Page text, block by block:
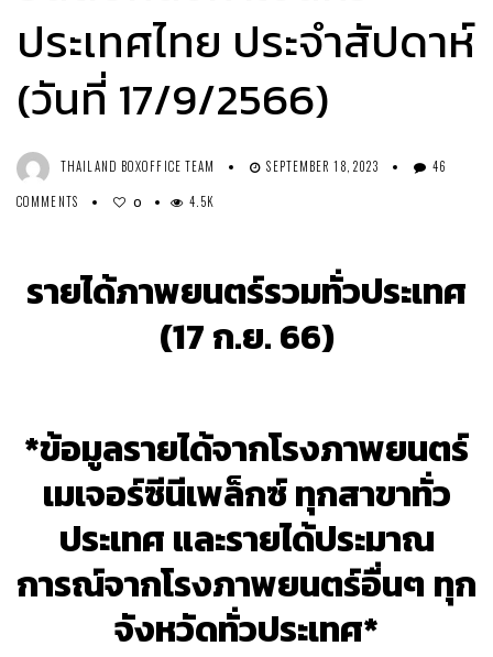
ประเทศไทย ประจำสัปดาห์
(วันที่ 17/9/2566)
THAILAND BOXOFFICE TEAM SEPTEMBER 18, 2023
46
COMMENTS
0 4.5K
รายได้ภาพยนตร์รวมทั่วประเทศ
(17 ก.ย. 66)
*ข้อมูลรายได้จากโรงภาพยนตร์
เมเจอร์ซีนีเพล็กซ์ ทุกสาขาทั่ว
ประเทศ และรายได้ประมาณ
การณ์จากโรงภาพยนตร์อื่นๆ ทุก
จังหวัดทั่วประเทศ*